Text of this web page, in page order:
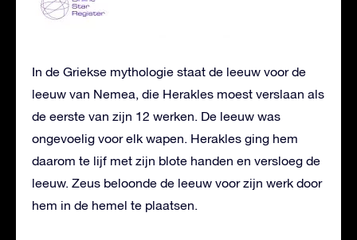
In de Griekse mythologie staat de leeuw voor de
leeuw van Nemea, die Herakles moest verslaan als
de eerste van zijn 12 werken. De leeuw was
ongevoelig voor elk wapen. Herakles ging hem
daarom te lijf met zijn blote handen en versloeg de
leeuw. Zeus beloonde de leeuw voor zijn werk door
hem in de hemel te plaatsen.